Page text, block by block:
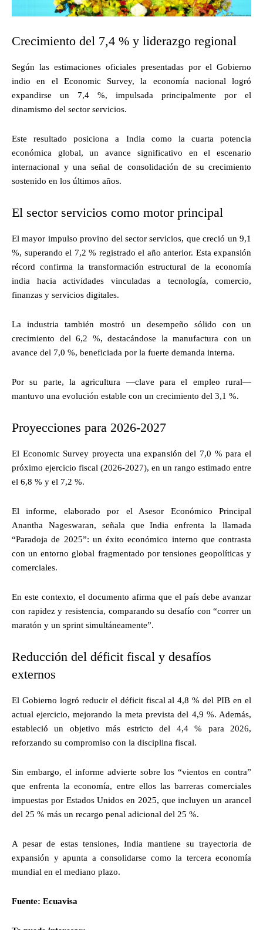
Crecimiento del 7,4 % y liderazgo regional
Según las estimaciones oficiales presentadas por el Gobierno
indio en el Economic Survey, la economía nacional logró
expandirse un 7,4 %, impulsada principalmente por el
dinamismo del sector servicios.
Este resultado posiciona a India como la cuarta potencia
económica global, un avance significativo en el escenario
internacional y una señal de consolidación de su crecimiento
sostenido en los últimos años.
El sector servicios como motor principal
El mayor impulso provino del sector servicios, que creció un 9,1
%, superando el 7,2 % registrado el año anterior. Esta expansión
récord confirma la transformación estructural de la economía
india hacia actividades vinculadas a tecnología, comercio,
finanzas y servicios digitales.
La industria también mostró un desempeño sólido con un
crecimiento del 6,2 %, destacándose la manufactura con un
avance del 7,0 %, beneficiada por la fuerte demanda interna.
Por su parte, la agricultura —clave para el empleo rural—
mantuvo una evolución estable con un crecimiento del 3,1 %.
Proyecciones para 2026-2027
El Economic Survey proyecta una expansión del 7,0 % para el
próximo ejercicio fiscal (2026-2027), en un rango estimado entre
el 6,8 % y el 7,2 %.
El informe, elaborado por el Asesor Económico Principal
Anantha Nageswaran, señala que India enfrenta la llamada
“Paradoja de 2025”: un éxito económico interno que contrasta
con un entorno global fragmentado por tensiones geopolíticas y
comerciales.
En este contexto, el documento afirma que el país debe avanzar
con rapidez y resistencia, comparando su desafío con “correr un
maratón y un sprint simultáneamente”.
Reducción del déficit fiscal y desafíos
externos
El Gobierno logró reducir el déficit fiscal al 4,8 % del PIB en el
actual ejercicio, mejorando la meta prevista del 4,9 %. Además,
estableció un objetivo más estricto del 4,4 % para 2026,
reforzando su compromiso con la disciplina fiscal.
Sin embargo, el informe advierte sobre los “vientos en contra”
que enfrenta la economía, entre ellos las barreras comerciales
impuestas por Estados Unidos en 2025, que incluyen un arancel
del 25 % más un recargo penal adicional del 25 %.
A pesar de estas tensiones, India mantiene su trayectoria de
expansión y apunta a consolidarse como la tercera economía
mundial en el mediano plazo.
Fuente: Ecuavisa